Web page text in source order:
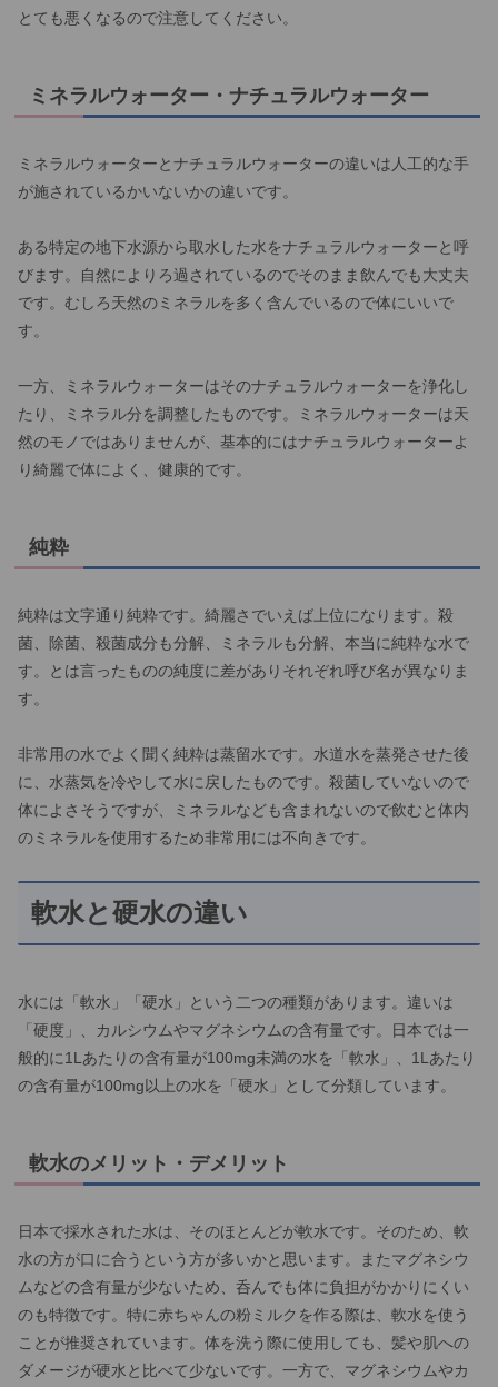
とても悪くなるので注意してください。
ミネラルウォーター・ナチュラルウォーター
ミネラルウォーターとナチュラルウォーターの違いは人工的な手
が施されているかいないかの違いです。
ある特定の地下水源から取水した水をナチュラルウォーターと呼
びます。自然によりろ過されているのでそのまま飲んでも大丈夫
です。むしろ天然のミネラルを多く含んでいるので体にいいで
す。
一方、ミネラルウォーターはそのナチュラルウォーターを浄化し
たり、ミネラル分を調整したものです。ミネラルウォーターは天
然のモノではありませんが、基本的にはナチュラルウォーターよ
り綺麗で体によく、健康的です。
純粋
純粋は文字通り純粋です。綺麗さでいえば上位になります。殺
菌、除菌、殺菌成分も分解、ミネラルも分解、本当に純粋な水で
す。とは言ったものの純度に差がありそれぞれ呼び名が異なりま
す。
非常用の水でよく聞く純粋は蒸留水です。水道水を蒸発させた後
に、水蒸気を冷やして水に戻したものです。殺菌していないので
体によさそうですが、ミネラルなども含まれないので飲むと体内
のミネラルを使用するため非常用には不向きです。
軟水と硬水の違い
水には「軟水」「硬水」という二つの種類があります。違いは
「硬度」、カルシウムやマグネシウムの含有量です。日本では一
般的に1Lあたりの含有量が100mg未満の水を「軟水」、1Lあたり
の含有量が100mg以上の水を「硬水」として分類しています。
軟水のメリット・デメリット
日本で採水された水は、そのほとんどが軟水です。そのため、軟
水の方が口に合うという方が多いかと思います。またマグネシウ
ムなどの含有量が少ないため、呑んでも体に負担がかかりにくい
のも特徴です。特に赤ちゃんの粉ミルクを作る際は、軟水を使う
ことが推奨されています。体を洗う際に使用しても、髪や肌への
ダメージが硬水と比べて少ないです。一方で、マグネシウムやカ